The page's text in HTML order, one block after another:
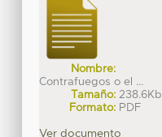
Nombre:
Contrafuegos o el ...
Tamaño: 238.6Kb
Formato: PDF
Ver documento